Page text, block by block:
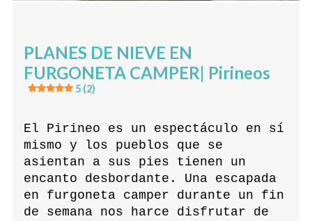
PLANES DE NIEVE EN
FURGONETA CAMPER| Pirineos
5 (2)
El Pirineo es un espectáculo en sí
mismo y los pueblos que se
asientan a sus pies tienen un
encanto desbordante. Una escapada
en furgoneta camper durante un fin
de semana nos harce disfrutar de